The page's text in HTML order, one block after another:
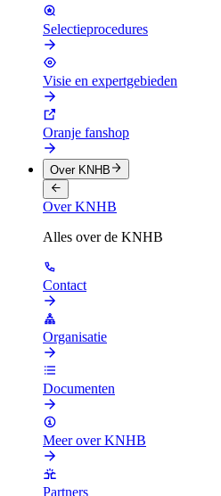
Selectieprocedures
Visie en expertgebieden
Oranje fanshop
Over KNHB
Over KNHB
Alles over de KNHB
Contact
Organisatie
Documenten
Meer over KNHB
Partners